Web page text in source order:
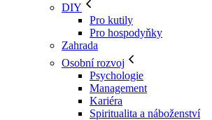
DIY
Pro kutily
Pro hospodyňky
Zahrada
Osobní rozvoj
Psychologie
Management
Kariéra
Spiritualita a náboženství